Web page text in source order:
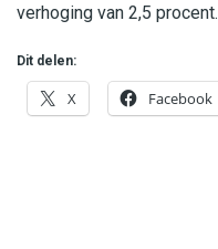
verhoging van 2,5 procent.
Dit delen:
X Facebook